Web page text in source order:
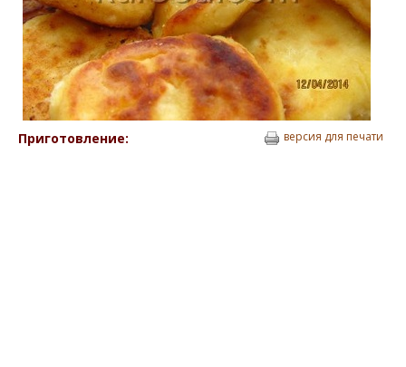
Приготовление: версия для печати